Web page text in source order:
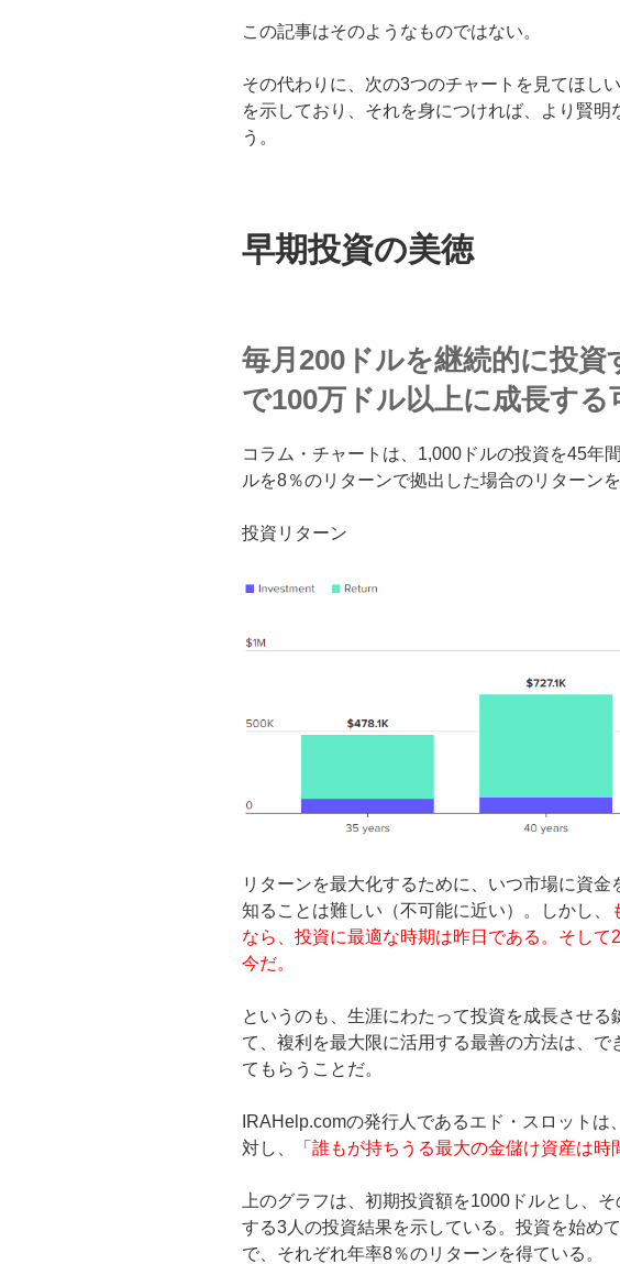
この記事はそのようなものではない。
その代わりに、次の3つのチャートを見てほし
を示しており、それを身につければ、より賢明
う。
早期投資の美徳
毎月200ドルを継続的に投資
で100万ドル以上に成長する
コラム・チャートは、1,000ドルの投資を45年
ルを8％のリターンで拠出した場合のリターンを
投資リターン
リターンを最大化するために、いつ市場に資金
知ることは難しい（不可能に近い）。しかし、
なら、投資に最適な時期は昨日である。そして
今だ。
というのも、生涯にわたって投資を成長させる
て、複利を最大限に活用する最善の方法は、で
てもらうことだ。
IRAHelp.comの発行人であるエド・スロットは
対し、「 誰もが持ちうる最大の金儲け資産は時
上のグラフは、初期投資額を1000ドルとし、
する3人の投資結果を示している。投資を始め
で、それぞれ年率8％のリターンを得ている。